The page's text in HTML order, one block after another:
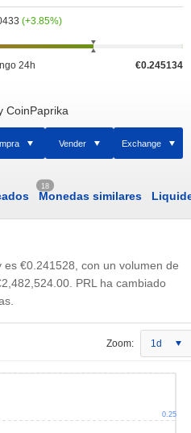
(+3.85%)
24h €0.245134
CoinPaprika
Vender Exchange
18
Monedas similares
es €0.241528 , con un volumen de
. PRL ha cambiado
Zoom: 1d
0.25